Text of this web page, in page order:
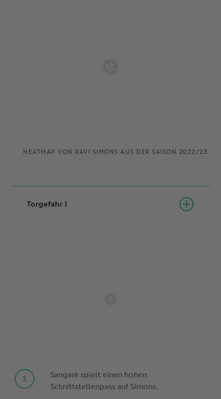
HEATMAP VON XAVI SIMONS AUS DER SAISON 2022/23.
Torgefahr I
Sangaré spielt einen hohen
Schnittstellenpass auf Simons.